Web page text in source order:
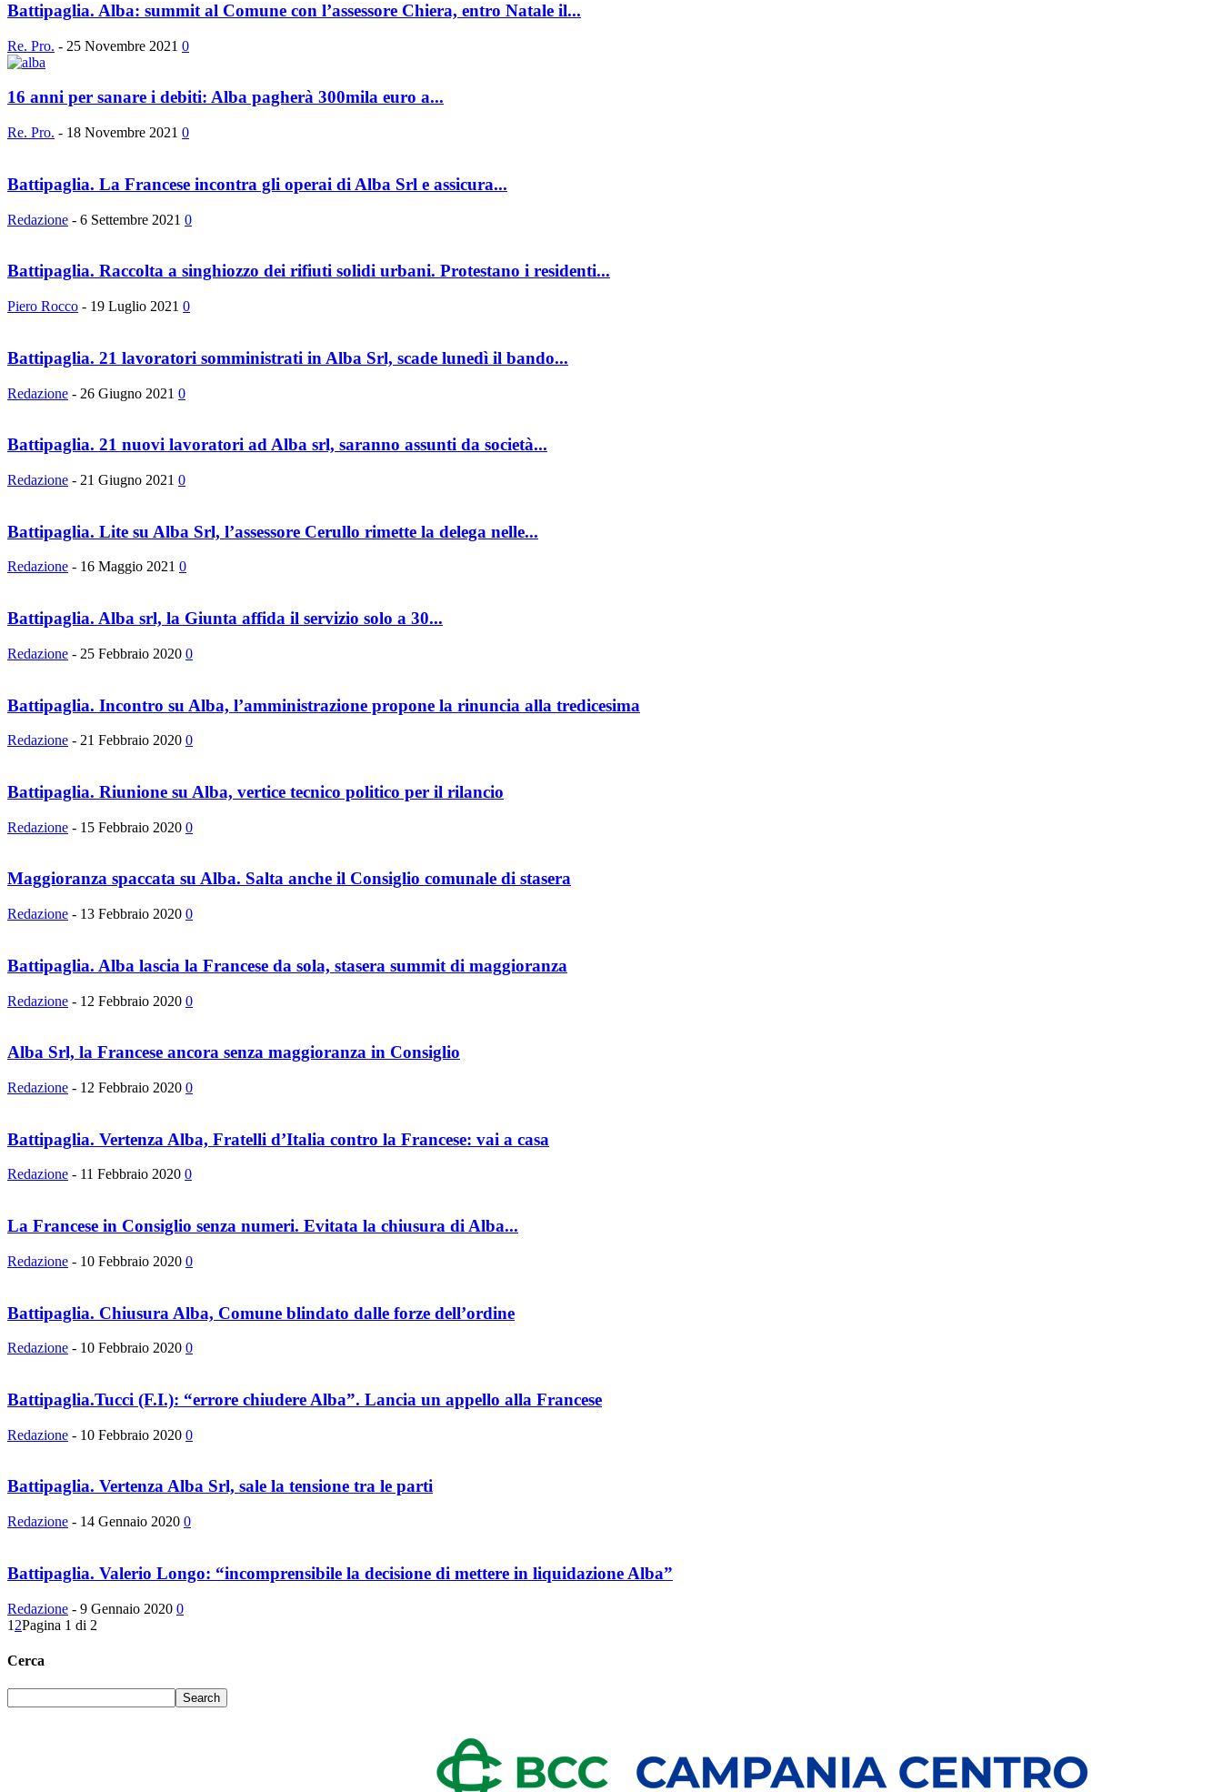
Battipaglia. Alba: summit al Comune con l’assessore Chiera, entro Natale il...
Re. Pro. - 25 Novembre 2021 0
16 anni per sanare i debiti: Alba pagherà 300mila euro a...
Re. Pro. - 18 Novembre 2021 0
Battipaglia. La Francese incontra gli operai di Alba Srl e assicura...
Redazione - 6 Settembre 2021 0
Battipaglia. Raccolta a singhiozzo dei rifiuti solidi urbani. Protestano i residenti...
Piero Rocco - 19 Luglio 2021 0
Battipaglia. 21 lavoratori somministrati in Alba Srl, scade lunedì il bando...
Redazione - 26 Giugno 2021 0
Battipaglia. 21 nuovi lavoratori ad Alba srl, saranno assunti da società...
Redazione - 21 Giugno 2021 0
Battipaglia. Lite su Alba Srl, l’assessore Cerullo rimette la delega nelle...
Redazione - 16 Maggio 2021 0
Battipaglia. Alba srl, la Giunta affida il servizio solo a 30...
Redazione - 25 Febbraio 2020 0
Battipaglia. Incontro su Alba, l’amministrazione propone la rinuncia alla tredicesima
Redazione - 21 Febbraio 2020 0
Battipaglia. Riunione su Alba, vertice tecnico politico per il rilancio
Redazione - 15 Febbraio 2020 0
Maggioranza spaccata su Alba. Salta anche il Consiglio comunale di stasera
Redazione - 13 Febbraio 2020 0
Battipaglia. Alba lascia la Francese da sola, stasera summit di maggioranza
Redazione - 12 Febbraio 2020 0
Alba Srl, la Francese ancora senza maggioranza in Consiglio
Redazione - 12 Febbraio 2020 0
Battipaglia. Vertenza Alba, Fratelli d’Italia contro la Francese: vai a casa
Redazione - 11 Febbraio 2020 0
La Francese in Consiglio senza numeri. Evitata la chiusura di Alba...
Redazione - 10 Febbraio 2020 0
Battipaglia. Chiusura Alba, Comune blindato dalle forze dell’ordine
Redazione - 10 Febbraio 2020 0
Battipaglia.Tucci (F.I.): “errore chiudere Alba”. Lancia un appello alla Francese
Redazione - 10 Febbraio 2020 0
Battipaglia. Vertenza Alba Srl, sale la tensione tra le parti
Redazione - 14 Gennaio 2020 0
Battipaglia. Valerio Longo: “incomprensibile la decisione di mettere in liquidazione Alba”
Redazione - 9 Gennaio 2020 0
1 2Pagina 1 di 2
Cerca